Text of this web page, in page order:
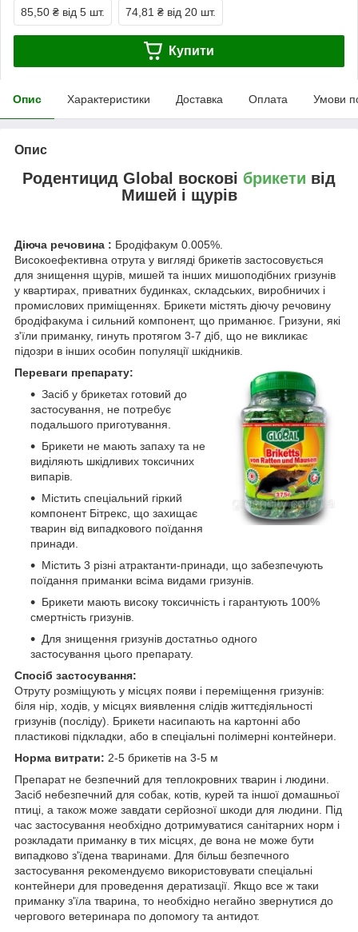
85,50 ₴ від 5 шт. 74,81 ₴ від 20 шт.
Купити
Опис Характеристики Доставка Оплата Умови
Опис
Родентицид Global воскові брикети від
Мишей і щурів
Діюча речовина : Бродіфакум 0.005%.
Високоефективна отрута у вигляді брикетів застосовується
для знищення щурів, мишей та інших мишоподібних гризунів
у квартирах, приватних будинках, складських, виробничих і
промислових приміщеннях. Брикети містять діючу речовину
бродіфакума і сильний компонент, що приманює. Гризуни, які
з'їли приманку, гинуть протягом 3-7 діб, що не викликає
підозри в інших особин популяції шкідників.
Переваги препарату:
Засіб у брикетах готовий до
застосування, не потребує
подальшого приготування.
Брикети не мають запаху та не
виділяють шкідливих токсичних
випарів.
Містить спеціальний гіркий
компонент Бітрекс, що захищає
тварин від випадкового поїдання
принади.
Містить 3 різні атрактанти-принади, що забезпечують
поїдання приманки всіма видами гризунів.
Брикети мають високу токсичність і гарантують 100%
смертність гризунів.
Для знищення гризунів достатньо одного
застосування цього препарату.
Спосіб застосування:
Отруту розміщують у місцях появи і переміщення гризунів:
біля нір, ходів, у місцях виявлення слідів життєдіяльності
гризунів (посліду). Брикети насипають на картонні або
пластикові підкладки, або в спеціальні полімерні контейнери.
Норма витрати: 2-5 брикетів на 3-5 м
Препарат не безпечний для теплокровних тварин і людини.
Засіб небезпечний для собак, котів, курей та іншої домашньої
птиці, а також може завдати серйозної шкоди для людини. Під
час застосування необхідно дотримуватися санітарних норм і
розкладати приманку в тих місцях, де вона не може бути
випадково з'їдена тваринами. Для більш безпечного
застосування рекомендуємо використовувати спеціальні
контейнери для проведення дератизації. Якщо все ж таки
приманку з'їла тварина, то необхідно негайно звернутися до
чергового ветеринара по допомогу та антидот.